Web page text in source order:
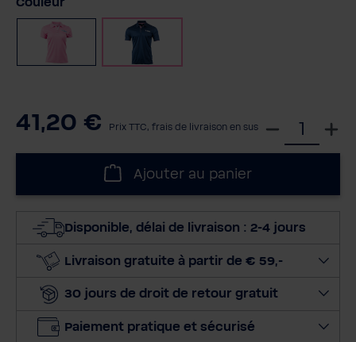
41,20 € Prix TTC, frais de livraison en sus
c
o
n
r
Ajouter au panier
Disponible, délai de livraison : 2-4 jours
Livraison gratuite à partir de € 59,-
30 jours de droit de retour gratuit
Paiement pratique et sécurisé